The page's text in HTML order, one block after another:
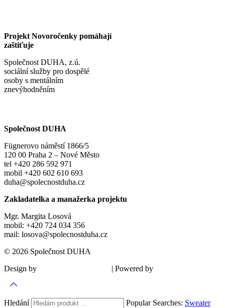
Projekt Novoročenky pomáhají
zaštiťuje
Společnost DUHA, z.ú.
sociální služby pro dospělé
osoby s mentálním
znevýhodněním
Společnost DUHA
Fügnerovo náměstí 1866/5
120 00 Praha 2 – Nové Město
tel +420 286 592 971
mobil +420 602 610 693
duha@spolecnostduha.cz
Zakladatelka a manažerka projektu
Mgr. Margita Losová
mobil: +420 724 034 356
mail: losova@spolecnostduha.cz
© 2026 Společnost DUHA
Design by
| Powered by
Hledání Popular Searches: Sweater